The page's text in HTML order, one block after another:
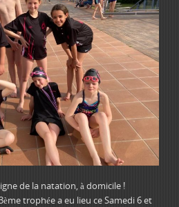
de la natation, à domicile !
trophée a eu lieu ce Samedi 6 et